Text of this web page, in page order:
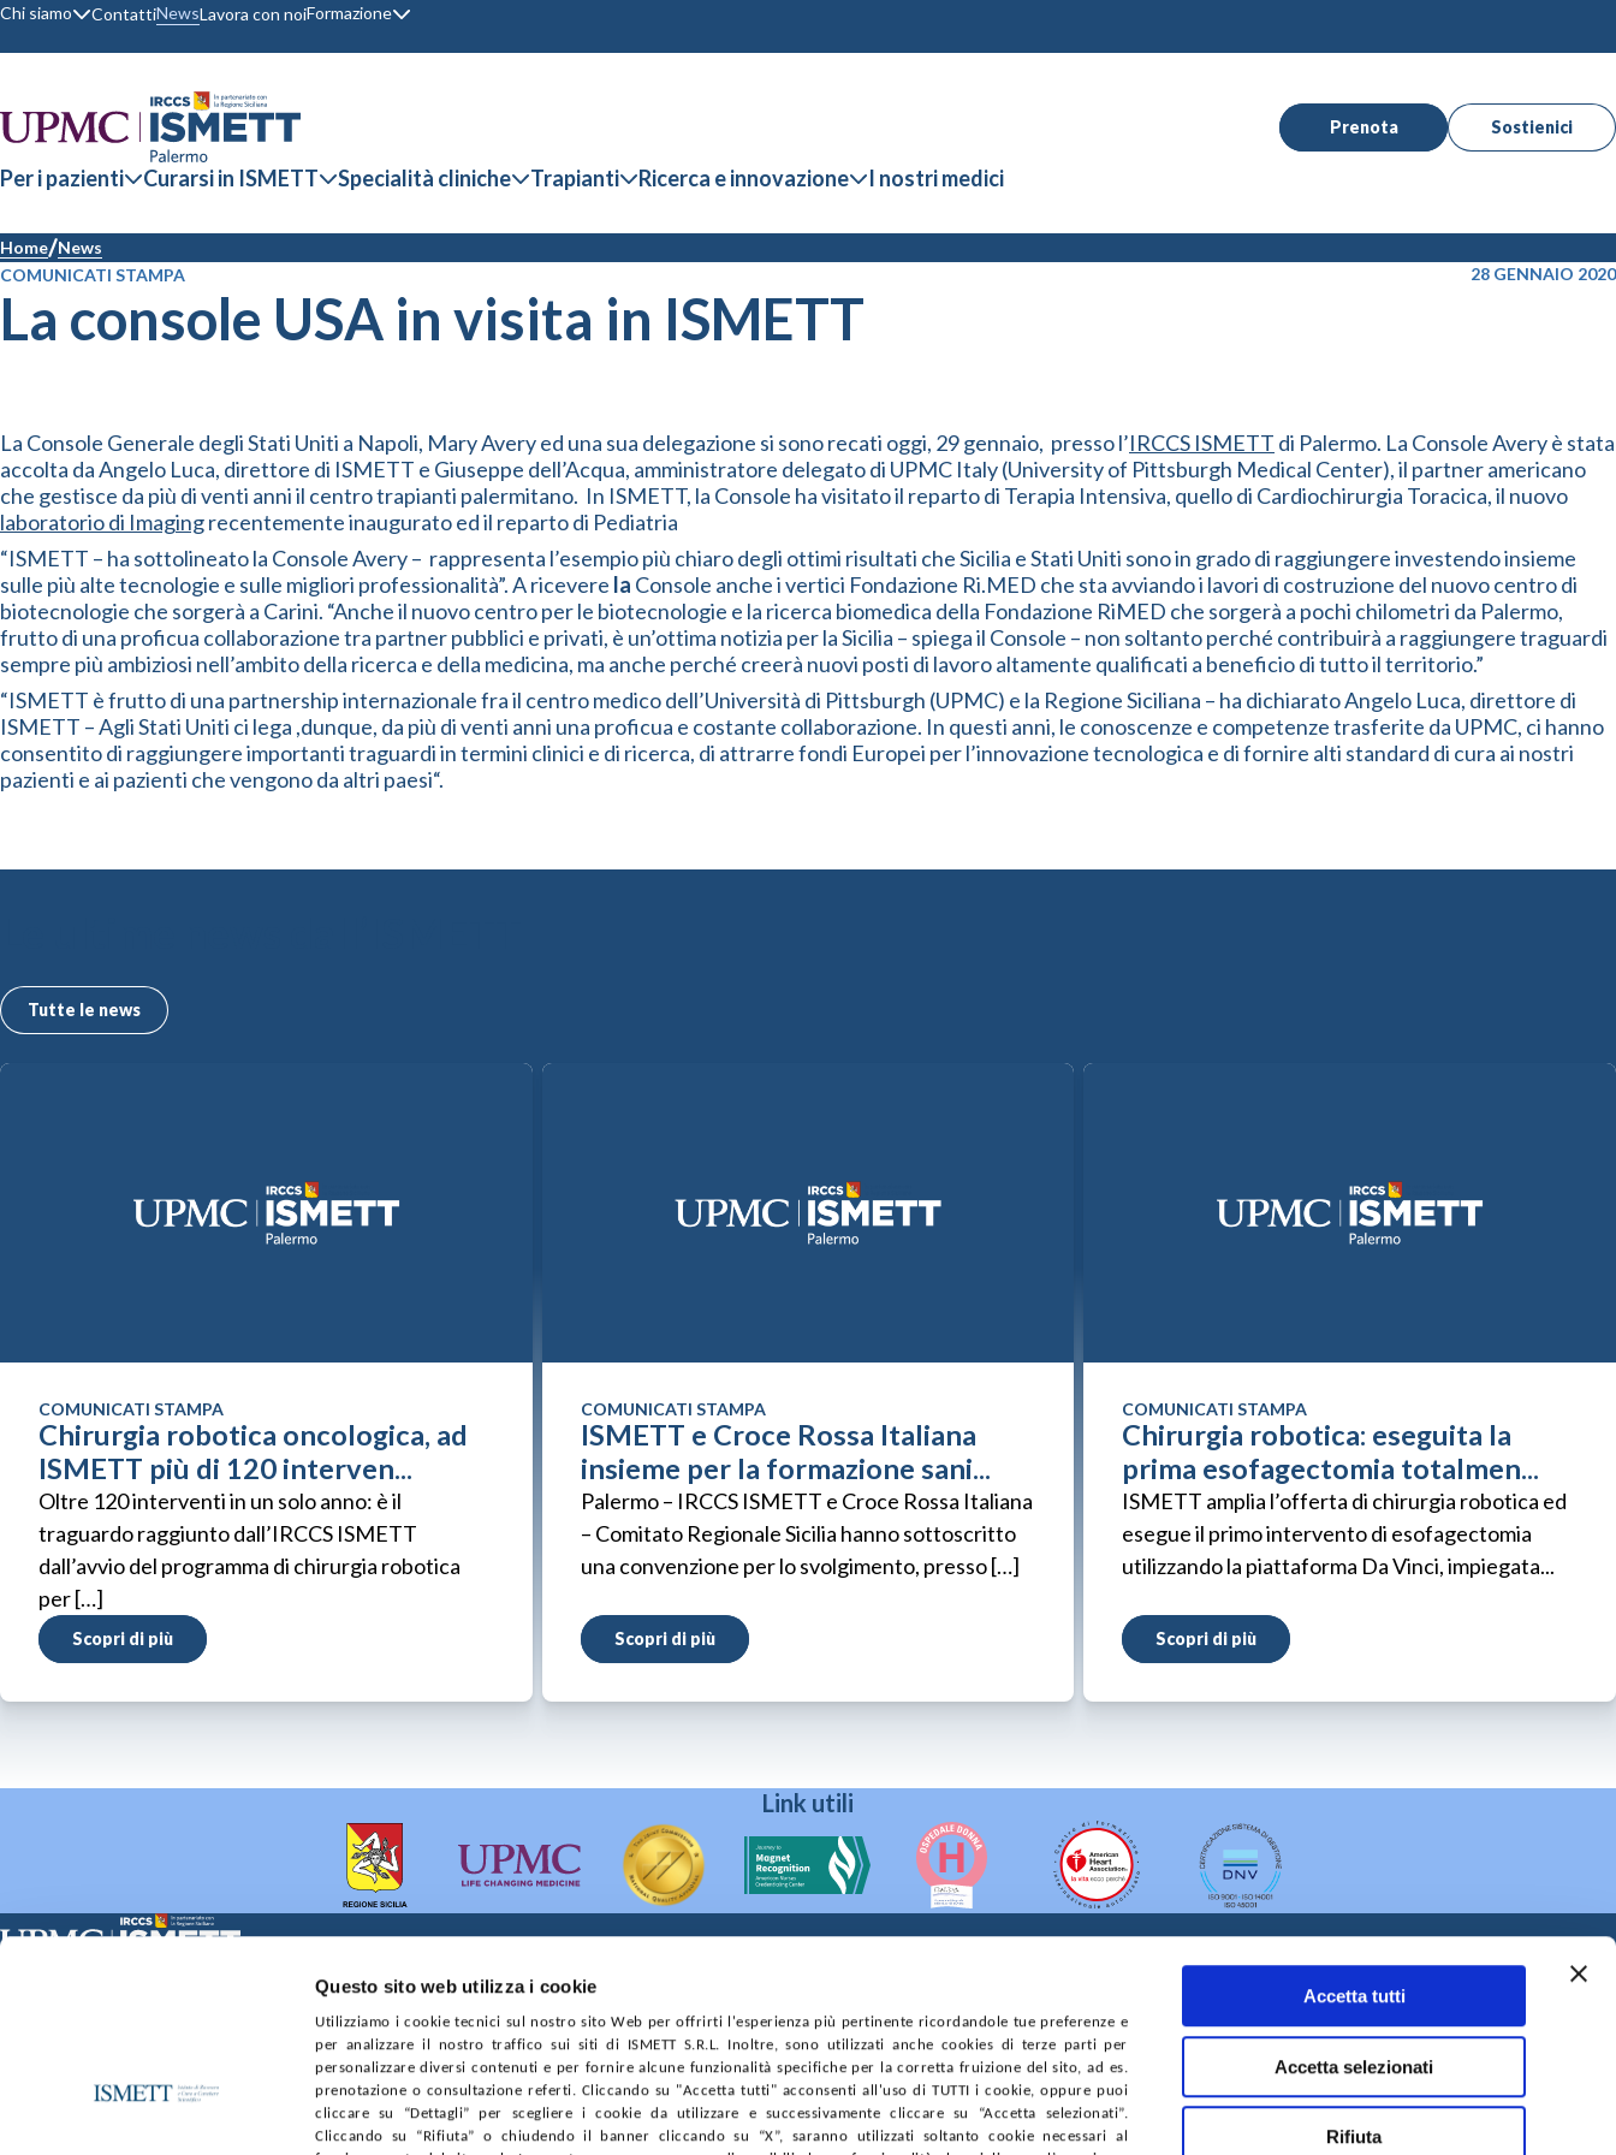
Questo sito web utilizza i cookie
Utilizziamo i cookie tecnici sul nostro sito Web per offrirti l'esperienza più pertinente ricordandole tue preferenze e
per analizzare il nostro traffico sui siti di ISMETT S.R.L. Inoltre, sono utilizzati anche cookies di terze parti per
personalizzare diversi contenuti e per fornire alcune funzionalità specifiche per la corretta fruizione del sito, ad es.
prenotazione o consultazione referti. Cliccando su "Accetta tutti" acconsenti all'uso di TUTTI i cookie, oppure puoi
cliccare su “Dettagli” per scegliere i cookie da utilizzare e successivamente cliccare su “Accetta selezionati”.
Cliccando su “Rifiuta” o chiudendo il banner cliccando su “X”, saranno utilizzati soltanto cookie necessari al
Accetta tutti
Accetta selezionati
Rifiuta
Chi siamo ContattiNewsLavora con noiFormazione
Prenota Sostienici
Per i pazienti Curarsi in ISMETT Specialità cliniche Trapianti Ricerca e innovazione I nostri medici
Home News
COMUNICATI STAMPA
28 GENNAIO 2020
La console USA in visita in ISMETT
La Console Generale degli Stati Uniti a Napoli, Mary Avery ed una sua delegazione si sono recati oggi, 29 gennaio, presso l’IRCCS ISMETT di Palermo. La Console Avery è stata
accolta da Angelo Luca, direttore di ISMETT e Giuseppe dell’Acqua, amministratore delegato di UPMC Italy (University of Pittsburgh Medical Center), il partner americano
che gestisce da più di venti anni il centro trapianti palermitano. In ISMETT, la Console ha visitato il reparto di Terapia Intensiva, quello di Cardiochirurgia Toracica, il nuovo
laboratorio di Imagingrecentemente inaugurato ed il reparto di Pediatria
“ISMETT – ha sottolineato la Console Avery – rappresenta l’esempio più chiaro degli ottimi risultati che Sicilia e Stati Uniti sono in grado di raggiungere investendo insieme
sulle più alte tecnologie e sulle migliori professionalità”. A ricevere la Console anche i vertici Fondazione Ri.MED che sta avviando i lavori di costruzione del nuovo centro di
biotecnologie che sorgerà a Carini. “Anche il nuovo centro per le biotecnologie e la ricerca biomedica della Fondazione RiMED che sorgerà a pochi chilometri da Palermo,
frutto di una proficua collaborazione tra partner pubblici e privati, è un’ottima notizia per la Sicilia – spiega il Console – non soltanto perché contribuirà a raggiungere traguardi
sempre più ambiziosi nell’ambito della ricerca e della medicina, ma anche perché creerà nuovi posti di lavoro altamente qualificati a beneficio di tutto il territorio.”
“ISMETT è frutto di una partnership internazionale fra il centro medico dell’Università di Pittsburgh (UPMC) e la Regione Siciliana – ha dichiarato Angelo Luca, direttore di
ISMETT – Agli Stati Uniti ci lega ,dunque, da più di venti anni una proficua e costante collaborazione. In questi anni, le conoscenze e competenze trasferite da UPMC, ci hanno
consentito di raggiungere importanti traguardi in termini clinici e di ricerca, di attrarre fondi Europei per l’innovazione tecnologica e di fornire alti standard di cura ai nostri
pazienti e ai pazienti che vengono da altri paesi“.
Tutte le news
COMUNICATI STAMPA
Chirurgia robotica oncologica, ad
ISMETT più di 120 interven...
Oltre 120 interventi in un solo anno: è il
traguardo raggiunto dall’IRCCS ISMETT
dall’avvio del programma di chirurgia robotica
per […]
Scopri di più
COMUNICATI STAMPA
ISMETT e Croce Rossa Italiana
insieme per la formazione sani...
Palermo – IRCCS ISMETT e Croce Rossa Italiana
– Comitato Regionale Sicilia hanno sottoscritto
una convenzione per lo svolgimento, presso […]
Scopri di più
COMUNICATI STAMPA
Chirurgia robotica: eseguita la
prima esofagectomia totalmen...
ISMETT amplia l’offerta di chirurgia robotica ed
esegue il primo intervento di esofagectomia
utilizzando la piattaforma Da Vinci, impiegata...
Scopri di più
Link utili
Sede Sociale:
Ufficio Registro delle imprese di Palermo
nr. REA PA-201818 P.I. 04544550827
WHISTLEBLOWINGGARE E CONTRATTI PRIVACYCOOKIE POLICYSOSTIENICIMAPPA DEL SITOACCESSIBILITÀCONTATTI